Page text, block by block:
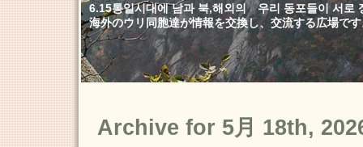
6.15통일시대에 남과 북,해외의 우리 동포들이 서로
海外のウリ同胞達が情報を交換し、交流する広場で
Archive for 5月 18th,